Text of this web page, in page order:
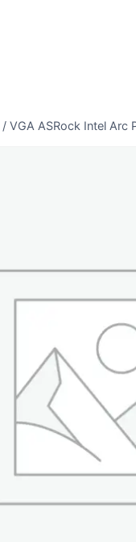
/ VGA ASRock Intel Arc